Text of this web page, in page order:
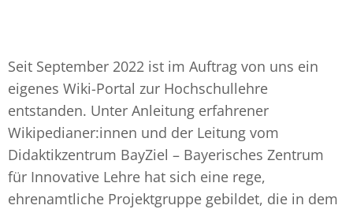
Seit September 2022 ist im Auftrag von uns ein
eigenes Wiki-Portal zur Hochschullehre
entstanden. Unter Anleitung erfahrener
Wikipedianer:innen und der Leitung vom
Didaktikzentrum BayZiel – Bayerisches Zentrum
für Innovative Lehre hat sich eine rege,
ehrenamtliche Projektgruppe gebildet, die in dem